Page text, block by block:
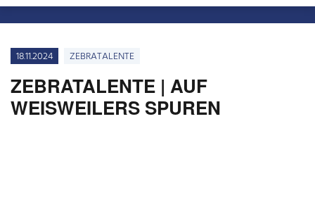
18.11.2024 ZEBRATALENTE
ZEBRATALENTE | AUF
WEISWEILERS SPUREN